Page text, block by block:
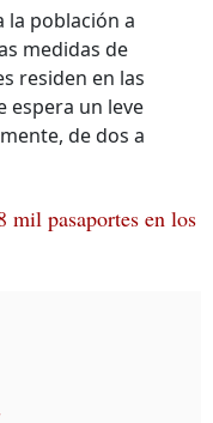
la población a
medidas de
residen en las
espera un leve
de dos a
pasaportes en los